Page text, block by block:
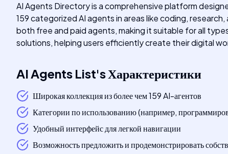
AI Agents Directory is a comprehensive platform
159 categorized AI agents in areas like coding,
both free and paid agents, making it suitable for all
solutions, helping users efficiently create their digital
AI Agents List'sХарактеристики
Широкая коллекция из более чем 159 AI-агентов
Категории по использованию (например,
Удобный интерфейс для легкой навигации
Возможность предложить и продемонстрировать